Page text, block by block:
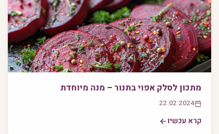
מתכון לסלק אפוי בתנור – מנה מיוחדת
22.02.2024
קרא עכשיו